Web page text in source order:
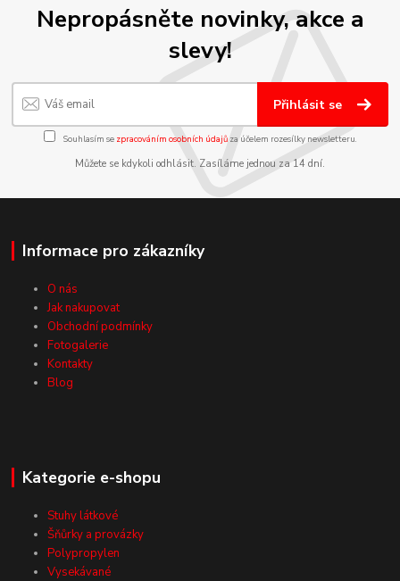
Nepropásněte novinky, akce a
slevy!
Přihlásit se
Souhlasím se zpracováním osobních údajůza účelem rozesílky newsletteru.
Můžete se kdykoli odhlásit. Zasíláme jednou za 14 dní.
Informace pro zákazníky
O nás
Jak nakupovat
Obchodní podmínky
Fotogalerie
Kontakty
Blog
Kategorie e-shopu
Stuhy látkové
Šňůrky a provázky
Polypropylen
Vysekávané